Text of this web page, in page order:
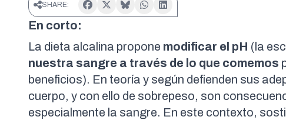
SHARE:
En corto:
La dieta alcalina propone modificar el pH (la
nuestra sangre a través de lo que comemos
beneficios). En teoría y según defienden sus
cuerpo, y con ello de sobrepeso, son
especialmente la sangre. En este contexto,